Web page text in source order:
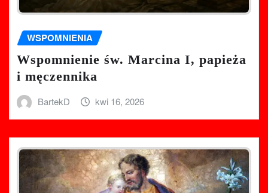
WSPOMNIENIA
Wspomnienie św. Marcina I, papieża
i męczennika
BartekD kwi 16, 2026